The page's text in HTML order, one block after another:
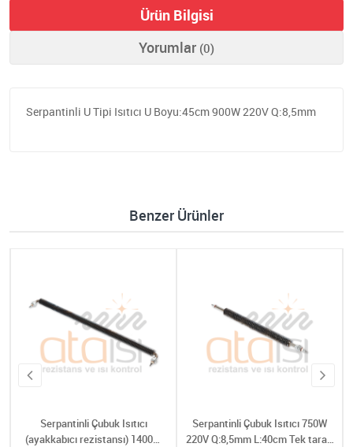
Ürün Bilgisi
Yorumlar (0)
Serpantinli U Tipi Isıtıcı U Boyu:45cm 900W 220V Q:8,5mm
Benzer Ürünler
Serpantinli Çubuk Isıtıcı
(ayakkabıcı rezistansı) 1400W
Serpantinli Çubuk Isıtıcı 750W
220V Q:8,5mm L:40cm Tek tarafı